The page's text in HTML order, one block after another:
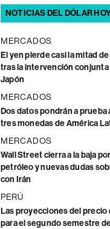
NOTICIAS DEL DÓLAR
MERCADOS
El yen pierde casi la mitad
tras la intervención conjunta
Japón
MERCADOS
Dos datos pondrán a prueba
tres monedas de América
MERCADOS
Wall Street cierra a la baja
petróleo y nuevas dudas
con Irán
PERÚ
Las proyecciones del precio
para el segundo semestre